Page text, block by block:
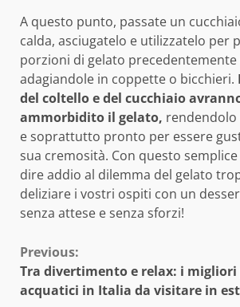
A questo punto, passate un
calda, asciugatelo e utilizzatelo per
porzioni di gelato precedentemente
adagiandole in coppette o bicchieri.
del coltello e del cucchiaio
ammorbidito il gelato, rendendolo
e soprattutto pronto per essere
sua cremosità. Con questo
dire addio al dilemma del gelato
deliziare i vostri ospiti con un
senza attese e senza sforzi!
Continue
Reading
Previous:
Tra divertimento e relax: i migliori
acquatici in Italia da visitare in